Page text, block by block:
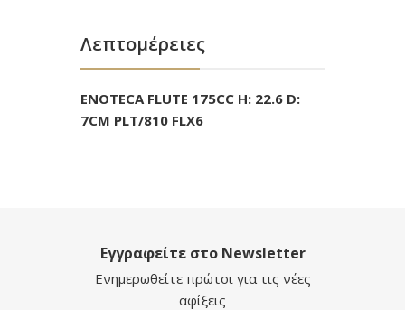
Λεπτομέρειες
ENOTECA FLUTE 175CC H: 22.6 D:
7CM PLT/810 FLX6
Εγγραφείτε στο Newsletter
Ενημερωθείτε πρώτοι για τις νέες
αφίξεις